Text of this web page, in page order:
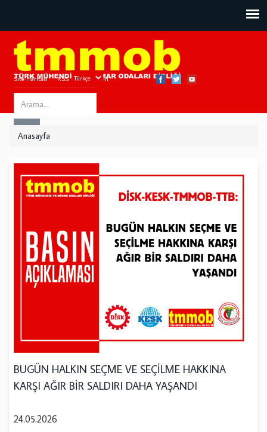
Site Haritası RSS Bize Ulaşın
Search
this
Anasayfa
BUGÜN HALKIN SEÇME VE SEÇİLME HAKKINA
KARŞI AĞIR BİR SALDIRI DAHA YAŞANDI
24.05.2026